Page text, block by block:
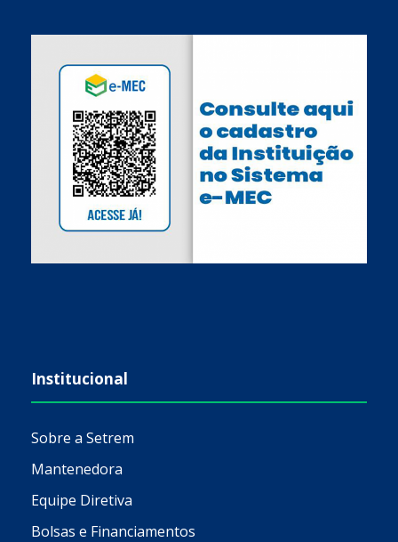
Institucional
Sobre a Setrem
Mantenedora
Equipe Diretiva
Bolsas e Financiamentos